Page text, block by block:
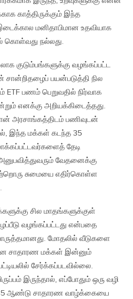
காத்திருக்கும் இந்த
மனிதாபிமான உதவியாக
கொள்வது நல்லது.
குடும்பங்களுக்கு வழங்கப்பட்ட
பயன்படுத்தி நில
ETF பணம் பெறுவதில் நிர்வாக
எனக்கு அறியக்கிடைத்தது.
அரசாங்கத்திடம் பணிவுடன்
இந்த மக்கள் கடந்த 35
தேடி
வேதனைக்கு
சுமையை எதிர்கொள்ள
சில மாதங்களுக்குள்
வழங்கப்பட்டது என்பதை
மோதலில் வீடுகளை
சாதாரண மக்கள் இன்னும்
சேர்க்கப்படவில்லை.
இருந்தால், எப்போதும் ஒரு வழி
ஆண்டு சாதாரண வாழ்க்கையை